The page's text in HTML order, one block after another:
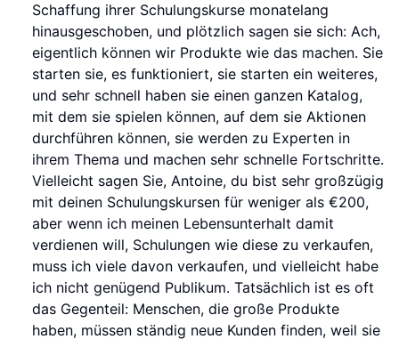
Schaffung ihrer Schulungskurse monatelang
hinausgeschoben, und plötzlich sagen sie sich: Ach,
eigentlich können wir Produkte wie das machen. Sie
starten sie, es funktioniert, sie starten ein weiteres,
und sehr schnell haben sie einen ganzen Katalog,
mit dem sie spielen können, auf dem sie Aktionen
durchführen können, sie werden zu Experten in
ihrem Thema und machen sehr schnelle Fortschritte.
Vielleicht sagen Sie, Antoine, du bist sehr großzügig
mit deinen Schulungskursen für weniger als €200,
aber wenn ich meinen Lebensunterhalt damit
verdienen will, Schulungen wie diese zu verkaufen,
muss ich viele davon verkaufen, und vielleicht habe
ich nicht genügend Publikum. Tatsächlich ist es oft
das Gegenteil: Menschen, die große Produkte
haben, müssen ständig neue Kunden finden, weil sie